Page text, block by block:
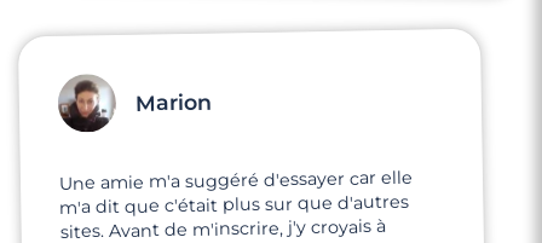
Marion
Une amie m'a suggéré d'essayer car elle
m'a dit que c'était plus sur que d'autres
sites. Avant de m'inscrire, j'y croyais à